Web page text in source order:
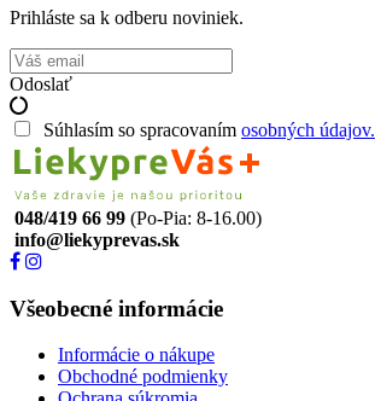
Prihláste sa k odberu noviniek.
Odoslať
Súhlasím so spracovaním osobných údajov.
048/419 66 99 (Po-Pia: 8-16.00)
info@liekyprevas.sk
Všeobecné informácie
Informácie o nákupe
Obchodné podmienky